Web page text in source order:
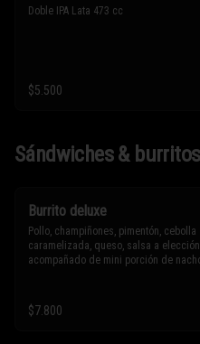
Doble IPA Lata 473 cc
$5.500
Sándwiches & burritos
Burrito deluxe
Pollo, champiñones, pimentón, cebolla
caramelizada, queso, salsa a
acompañado de mini porción de
* Los ingredientes no son
Sólo puedes solicitar eliminar un
$7.800